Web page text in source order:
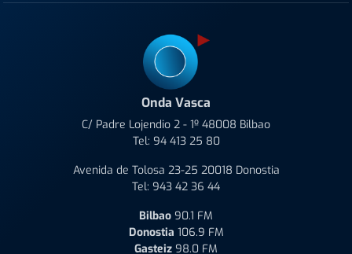
Onda Vasca
C/ Padre Lojendio 2 - 1º 48008 Bilbao
Tel: 94 413 25 80
Avenida de Tolosa 23-25 20018 Donostia
Tel: 943 42 36 44
Bilbao 90.1 FM
Donostia 106.9 FM
Gasteiz 98.0 FM